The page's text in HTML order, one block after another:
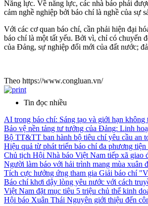
Năng lực. Về năng lực, các nhà báo phải
cảm nghề nghiệp bởi báo chí là nghề của sự
Với các cơ quan báo chí, cần phải hiện đại
báo chí là một tất yếu. Bởi vì, chỉ có chuyển
của Đảng, sự nghiệp đổi mới của đất nước;
Theo https://www.congluan.vn/
Tin đọc nhiều
AI trong báo chí: Sáng tạo và giới hạn không
Bảo vệ nền tảng tư tưởng của Đảng: Linh
Bộ TT&TT ban hành bộ tiêu chí yêu cầu an
Hiệu quả từ phát triển báo chí đa phương
Chủ tịch Hội Nhà báo Việt Nam tiếp xã giao
Người làm báo với hải trình mang mùa xuân
Tích cực hưởng ứng tham gia Giải báo chí
Báo chí khơi dậy lòng yêu nước với cách
Việt Nam đặt mục tiêu 5 triệu chủ thể kinh
Hội báo Xuân Thái Nguyên giới thiệu đến